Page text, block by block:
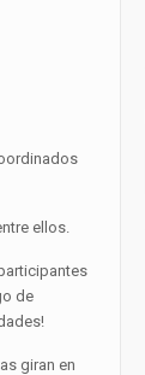
ellos.
de
giran en